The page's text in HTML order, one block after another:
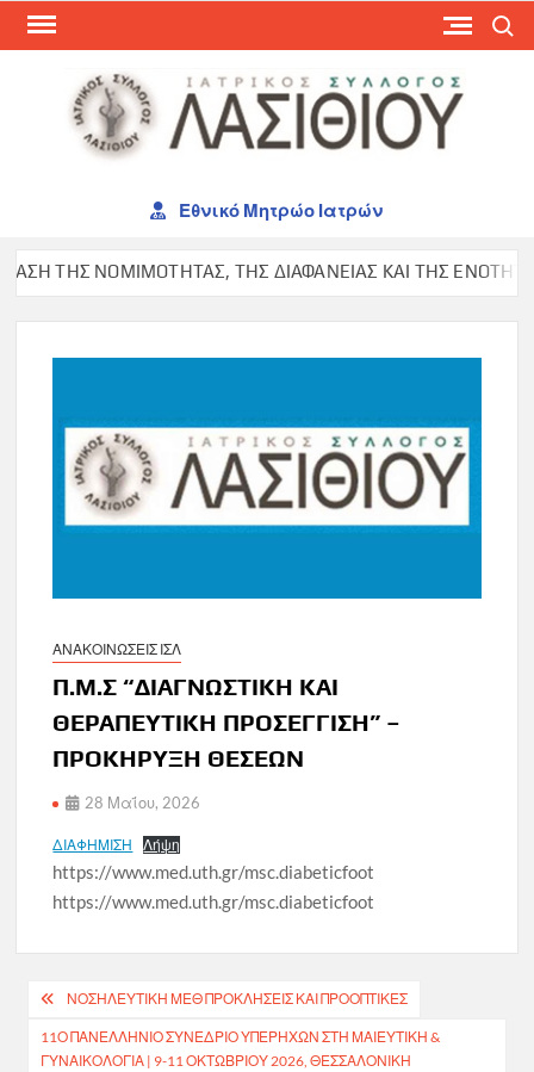
Skip
Εθνικό Μητρώο Ιατρών
ΤΗΣ ΝΟΜΙΜΟΤΗΤΑΣ, ΤΗΣ ΔΙΑΦΑΝΕΙΑΣ ΚΑΙ ΤΗΣ ΕΝΟΤΗΤΑΣ
ΑΝΑΚΟΙΝΩΣΕΙΣ ΙΣΛ
Π.Μ.Σ “ΔΙΑΓΝΩΣΤΙΚΗ ΚΑΙ
ΘΕΡΑΠΕΥΤΙΚΗ ΠΡΟΣΕΓΓΙΣΗ” –
ΠΡΟΚΗΡΥΞΗ ΘΕΣΕΩΝ
28 Μαΐου, 2026
ΔΙΑΦΗΜΙΣΗ Λήψη
https://www.med.uth.gr/msc.diabeticfoot
https://www.med.uth.gr/msc.diabeticfoot
Πλοήγηση
άρθρων
ΝΟΣΗΛΕΥΤΙΚΗ ΜΕΘ ΠΡΟΚΛΗΣΕΙΣ ΚΑΙ ΠΡΟΟΠΤΙΚΕΣ
11Ο ΠΑΝΕΛΛΉΝΙΟ ΣΥΝΈΔΡΙΟ ΥΠΕΡΉΧΩΝ ΣΤΗ ΜΑΙΕΥΤΙΚΉ &
ΓΥΝΑΙΚΟΛΟΓΊΑ | 9-11 ΟΚΤΩΒΡΊΟΥ 2026, ΘΕΣΣΑΛΟΝΊΚΗ